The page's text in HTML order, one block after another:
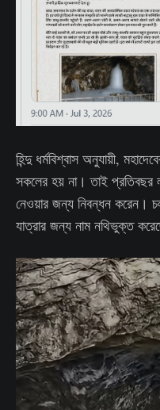
হিন্দু ধর্মবিশ্বাস অনুযায়ী,
সকলের হয় না। তাই
নেওয়ার জন্য নিবন্ধন করেন।
যাত্রার জন্য নাম নথিভুক্ত